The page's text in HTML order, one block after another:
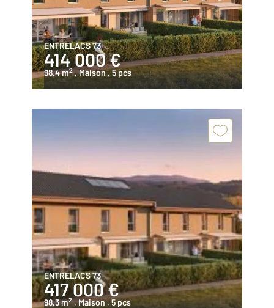
ENTRELACS 73
414 000 €
98,4 m2 , Maison, 5 pcs
ENTRELACS 73
417 000 €
98,3 m2 , Maison, 5 pcs